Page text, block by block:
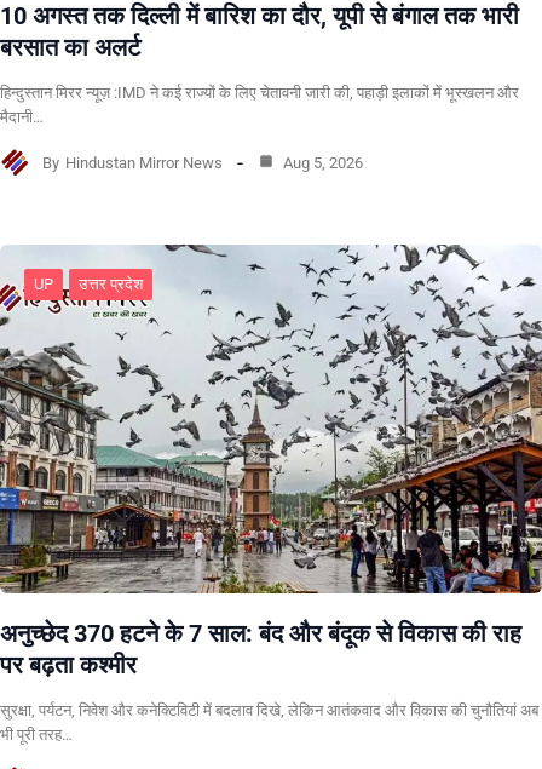
10 अगस्त तक दिल्ली में बारिश का दौर, यूपी से बंगाल तक भारी
बरसात का अलर्ट
हिन्दुस्तान मिरर न्यूज़ :IMD ने कई राज्यों के लिए चेतावनी जारी की, पहाड़ी इलाकों में भूस्खलन और
मैदानी…
By Hindustan Mirror News Aug 5, 2026
UP उत्तर प्रदेश
अनुच्छेद 370 हटने के 7 साल: बंद और बंदूक से विकास की राह
पर बढ़ता कश्मीर
सुरक्षा, पर्यटन, निवेश और कनेक्टिविटी में बदलाव दिखे, लेकिन आतंकवाद और विकास की चुनौतियां अब
भी पूरी तरह…